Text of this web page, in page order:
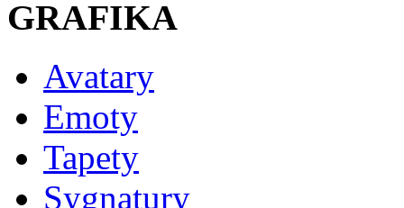
GRAFIKA
Avatary
Emoty
Tapety
Sygnatury